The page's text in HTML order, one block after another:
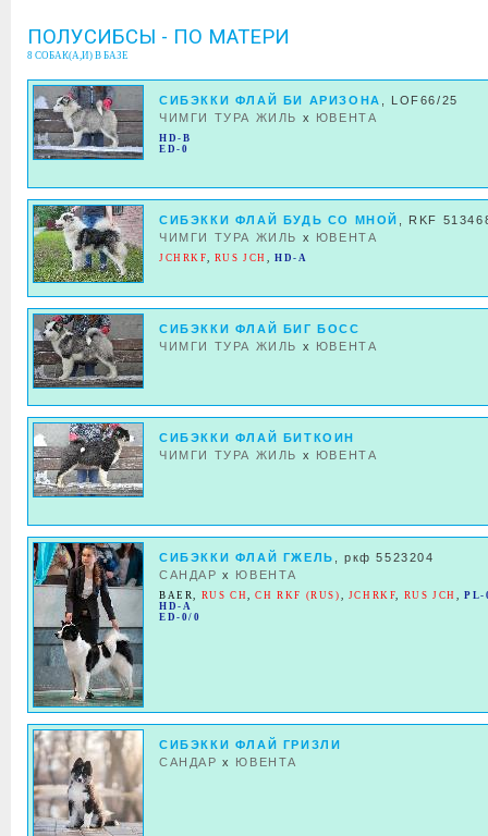
ПОЛУСИБСЫ - ПО МАТЕРИ
8 СОБАК(А,И) В БАЗЕ
СИБЭККИ ФЛАЙ БИ АРИЗОНА
, LOF66/25
ЧИМГИ ТУРА ЖИЛЬ x ЮВЕНТА
HD-B
ED-0
СИБЭККИ ФЛАЙ БУДЬ СО МНОЙ
, RKF
ЧИМГИ ТУРА ЖИЛЬ x ЮВЕНТА
JCHRKF, RUS JCH,HD-A
СИБЭККИ ФЛАЙ БИГ БОСС
ЧИМГИ ТУРА ЖИЛЬ x ЮВЕНТА
СИБЭККИ ФЛАЙ БИТКОИН
ЧИМГИ ТУРА ЖИЛЬ x ЮВЕНТА
СИБЭККИ ФЛАЙ ГЖЕЛЬ
, ркф 5523204
САНДАР x ЮВЕНТА
BAER, RUS CH,CH RKF (RUS) , JCHRKF, RUS JCH ,PL-
HD-A
ED-0/0
СИБЭККИ ФЛАЙ ГРИЗЛИ
САНДАР x ЮВЕНТА